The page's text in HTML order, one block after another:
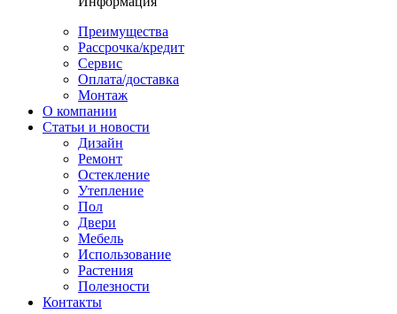
Преимущества
Рассрочка/кредит
Сервис
Оплата/доставка
Монтаж
О компании
Статьи и новости
Дизайн
Ремонт
Остекление
Утепление
Пол
Двери
Мебель
Использование
Растения
Полезности
Контакты